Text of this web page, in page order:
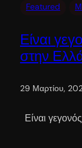
Featured
Είναι
στην
29 Μαρτίου,
Είναι